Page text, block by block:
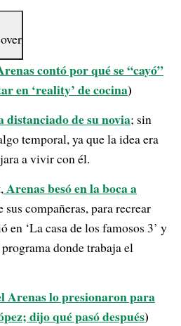
contó por qué se “cayó”
en ‘reality’ de cocina)
distanciado de su novia; sin
temporal, ya que la idea era
a vivir con él.
Arenas besó en la boca a
sus compañeras, para recrear
en ‘La casa de los famosos 3’ y
donde trabaja el
Arenas lo presionaron para
dijo qué pasó después)